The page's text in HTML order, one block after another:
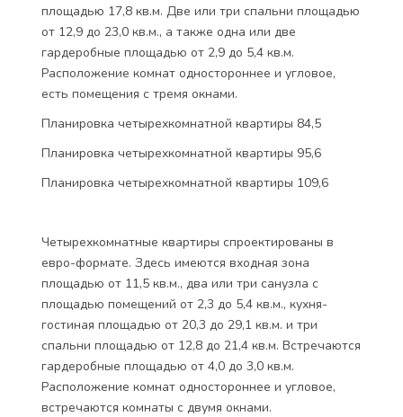
площадью 17,8 кв.м. Две или три спальни площадью
от 12,9 до 23,0 кв.м., а также одна или две
гардеробные площадью от 2,9 до 5,4 кв.м.
Расположение комнат одностороннее и угловое,
есть помещения с тремя окнами.
Планировка четырехкомнатной квартиры 84,5
Планировка четырехкомнатной квартиры 95,6
Планировка четырехкомнатной квартиры 109,6
Четырехкомнатные квартиры спроектированы в
евро-формате. Здесь имеются входная зона
площадью от 11,5 кв.м., два или три санузла с
площадью помещений от 2,3 до 5,4 кв.м., кухня-
гостиная площадью от 20,3 до 29,1 кв.м. и три
спальни площадью от 12,8 до 21,4 кв.м. Встречаются
гардеробные площадью от 4,0 до 3,0 кв.м.
Расположение комнат одностороннее и угловое,
встречаются комнаты с двумя окнами.